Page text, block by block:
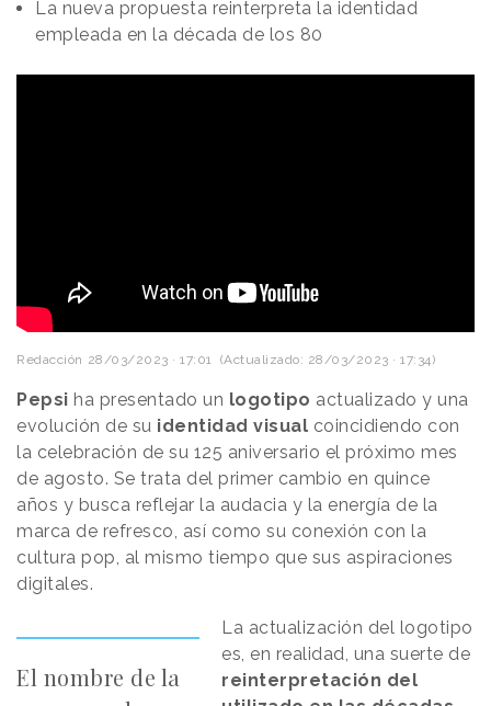
La nueva propuesta reinterpreta la identidad
empleada en la década de los 80
Redacción 28/03/2023 · 17:01 (Actualizado: 28/03/2023 · 17:34)
Pepsi ha presentado un logotipo actualizado y una
evolución de su identidad visual coincidiendo con
la celebración de su 125 aniversario el próximo mes
de agosto. Se trata del primer cambio en quince
años y busca reflejar la audacia y la energía de la
marca de refresco, así como su conexión con la
cultura pop, al mismo tiempo que sus aspiraciones
digitales.
El nombre de la
La actualización del logotipo
es, en realidad, una suerte de
reinterpretación del